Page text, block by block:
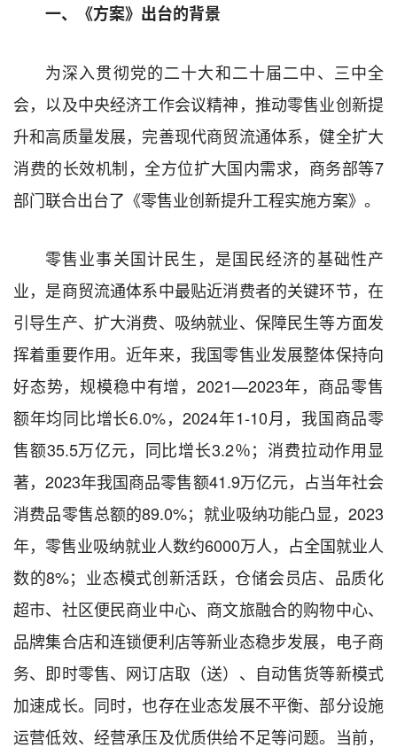
一、《方案》出台的背景
为深入贯彻党的二十大和二十届二中、三中全
会，以及中央经济工作会议精神，推动零售业创新提
升和高质量发展，完善现代商贸流通体系，健全扩大
消费的长效机制，全方位扩大国内需求，商务部等7
部门联合出台了《零售业创新提升工程实施方案》。
零售业事关国计民生，是国民经济的基础性产
业，是商贸流通体系中最贴近消费者的关键环节，在
引导生产、扩大消费、吸纳就业、保障民生等方面发
挥着重要作用。近年来，我国零售业发展整体保持向
好态势，规模稳中有增，2021—2023年，商品零售
额年均同比增长6.0%，2024年1-10月，我国商品零
售额35.5万亿元，同比增长3.2％；消费拉动作用显
著，2023年我国商品零售额41.9万亿元，占当年社会
消费品零售总额的89.0%；就业吸纳功能凸显，2023
年，零售业吸纳就业人数约6000万人，占全国就业人
数的8%；业态模式创新活跃，仓储会员店、品质化
超市、社区便民商业中心、商文旅融合的购物中心、
品牌集合店和连锁便利店等新业态稳步发展，电子商
务、即时零售、网订店取（送）、自动售货等新模式
加速成长。同时，也存在业态发展不平衡、部分设施
运营低效、经营承压及优质供给不足等问题。当前，